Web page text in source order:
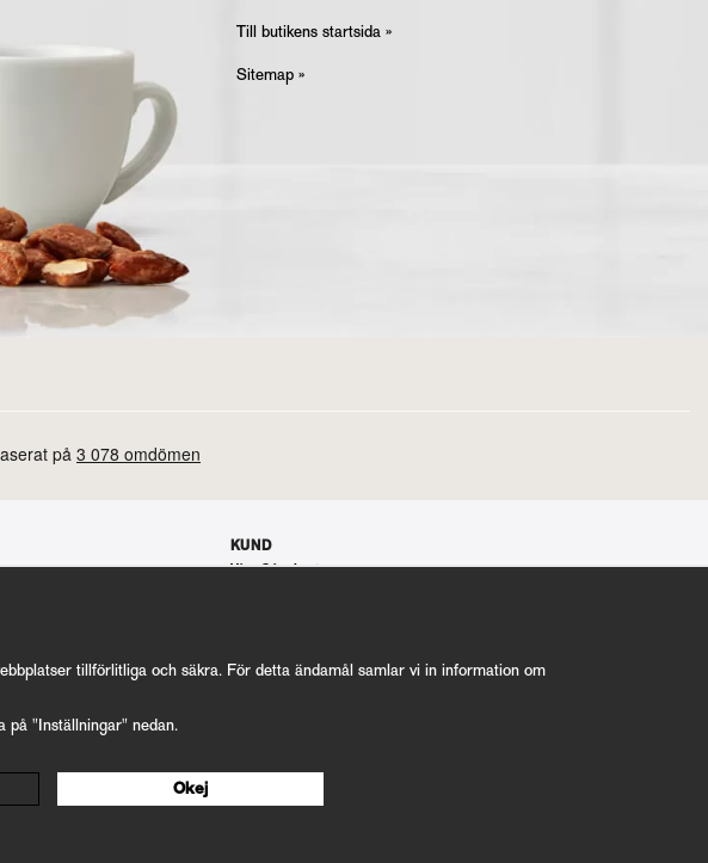
Till butikens startsida »
Sitemap »
KUND
Våra Gåvokort
nyrostat@kafferosterietkoppar.se
tillförlitliga och säkra. För detta ändamål samlar vi in information om
på "Inställningar" nedan.
Okej